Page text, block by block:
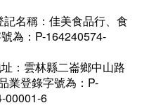
記名稱：佳美食品行、食
為：P-164240574-
：雲林縣二崙鄉中山路
業登錄字號為：P-
00001-6